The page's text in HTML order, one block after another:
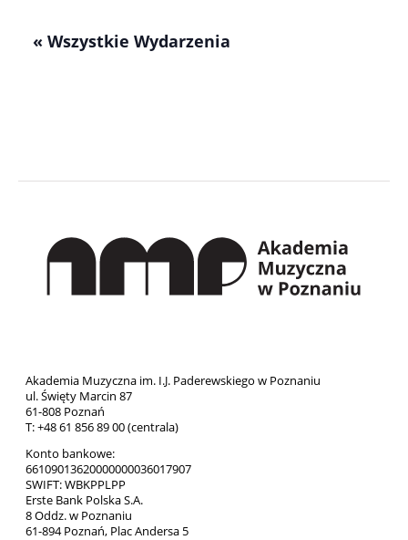
« Wszystkie Wydarzenia
Akademia Muzyczna im. I.J. Paderewskiego w Poznaniu
ul. Święty Marcin 87
61-808 Poznań
T: +48 61 856 89 00 (centrala)
Konto bankowe:
66109013620000000036017907
SWIFT: WBKPPLPP
Erste Bank Polska S.A.
8 Oddz. w Poznaniu
61-894 Poznań, Plac Andersa 5